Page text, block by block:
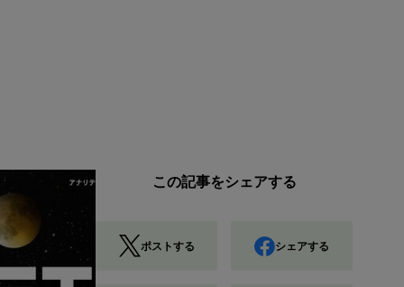
この記事をシェアする
ポストする シェアする